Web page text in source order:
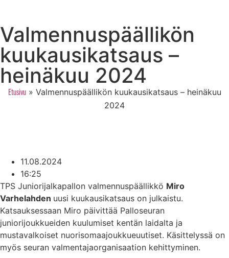
Valmennuspäällikön
kuukausikatsaus –
heinäkuu 2024
Etusivu» Valmennuspäällikön kuukausikatsaus – heinäkuu
2024
11.08.2024
16:25
TPS Juniorijalkapallon valmennuspäällikkö Miro
Varhelahden uusi kuukausikatsaus on julkaistu.
Katsauksessaan Miro päivittää Palloseuran
juniorijoukkueiden kuulumiset kentän laidalta ja
mustavalkoiset nuorisomaajoukkueuutiset. Käsittelyssä on
myös seuran valmentajaorganisaation kehittyminen.